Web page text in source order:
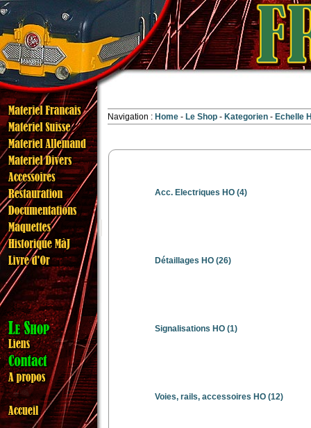
Navigation : Home Le Shop Kategorien Echelle
Acc. Electriques HO (4)
Détaillages HO (26)
Signalisations HO (1)
Voies, rails, accessoires HO (12)